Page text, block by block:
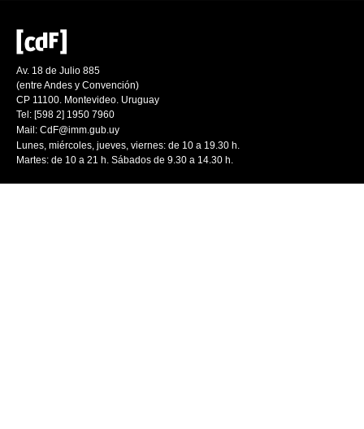
Av. 18 de Julio 885
(entre Andes y Convención)
CP 11100. Montevideo. Uruguay
Tel: [598 2] 1950 7960
Mail: CdF@imm.gub.uy
Lunes, miércoles, jueves, viernes: de 10 a 19.30 h.
Martes: de 10 a 21 h. Sábados de 9.30 a 14.30 h.